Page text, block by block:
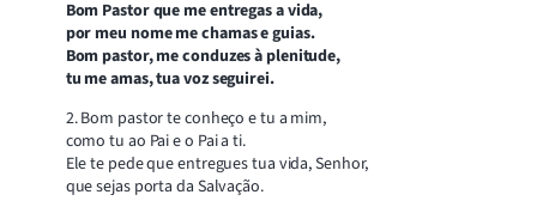
Bom Pastor que me entregas a vida,
por meu nome me chamas e guias.
Bom pastor, me conduzes à plenitude,
tu me amas, tua voz seguirei.
2. Bom pastor te conheço e tu a mim,
como tu ao Pai e o Pai a ti.
Ele te pede que entregues tua vida, Senhor,
que sejas porta da Salvação.